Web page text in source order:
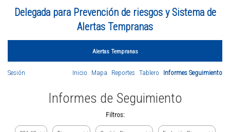
Delegada para Prevención de riesgos y Sistema de
Alertas Tempranas
Alertas Tempranas
Inicio Mapa Reportes Tablero Informes Seguimiento
Sesión
Informes de Seguimiento
Filtros: